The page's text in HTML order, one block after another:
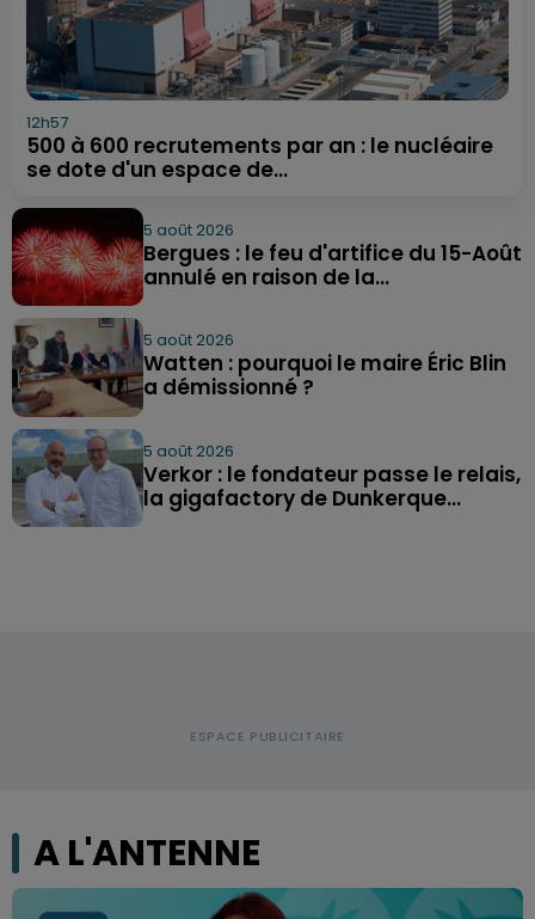
12h57
500 à 600 recrutements par an : le nucléaire
se dote d'un espace de...
5 août 2026
Bergues : le feu d'artifice du 15-Août
annulé en raison de la...
5 août 2026
Watten : pourquoi le maire Éric Blin
a démissionné ?
5 août 2026
Verkor : le fondateur passe le relais,
la gigafactory de Dunkerque...
A L'ANTENNE